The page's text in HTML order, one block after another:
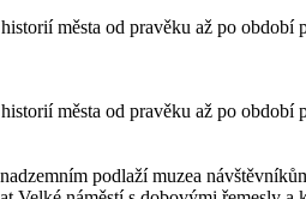
města od pravěku až po
města od pravěku až po
podlaží muzea